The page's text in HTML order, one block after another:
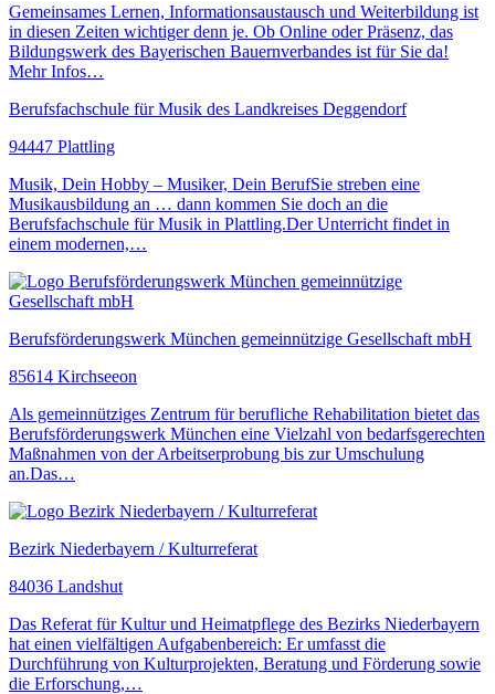
Gemeinsames Lernen, Informationsaustausch und Weiterbildung ist
in diesen Zeiten wichtiger denn je. Ob Online oder Präsenz, das
Bildungswerk des Bayerischen Bauernverbandes ist für Sie da!
Mehr Infos…
Berufsfachschule für Musik des Landkreises Deggendorf
94447 Plattling
Musik, Dein Hobby – Musiker, Dein BerufSie streben eine
Musikausbildung an … dann kommen Sie doch an die
Berufsfachschule für Musik in Plattling.Der Unterricht findet in
einem modernen,…
Berufsförderungswerk München gemeinnützige Gesellschaft mbH
85614 Kirchseeon
Als gemeinnütziges Zentrum für berufliche Rehabilitation bietet das
Berufsförderungswerk München eine Vielzahl von bedarfsgerechten
Maßnahmen von der Arbeitserprobung bis zur Umschulung
an.Das…
Bezirk Niederbayern / Kulturreferat
84036 Landshut
Das Referat für Kultur und Heimatpflege des Bezirks Niederbayern
hat einen vielfältigen Aufgabenbereich: Er umfasst die
Durchführung von Kulturprojekten, Beratung und Förderung sowie
die Erforschung,…